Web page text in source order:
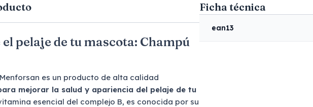
pelaje de tu mascota: Champú
es un producto de alta calidad
mejorar la salud y apariencia del pelaje de tu
esencial del complejo B, es conocida por su
Ficha técnica
ean13